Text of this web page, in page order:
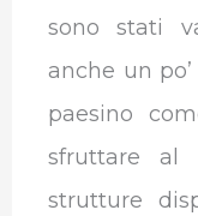
sono stati
anche un
paesino
sfruttare
strutture